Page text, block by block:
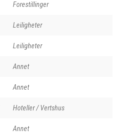
Forestillinger
Leiligheter
Leiligheter
Annet
Annet
Hoteller / Vertshus
Annet